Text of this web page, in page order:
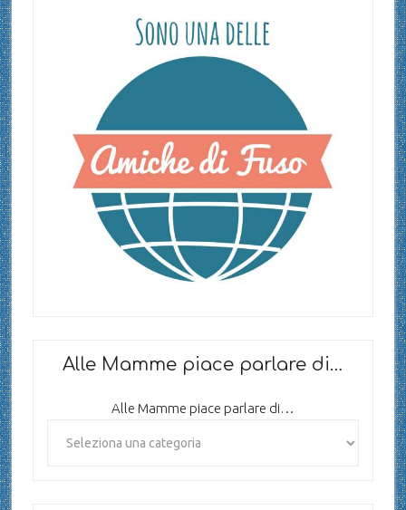
Alle Mamme piace parlare di…
Alle Mamme piace parlare di…